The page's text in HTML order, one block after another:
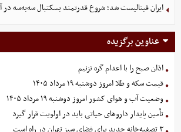
ایران فینالیست شد؛ شروع قدرتمند بسکتبال سه‌به‌سه در
عناوین برگزیده
اذان صبح را با اعدام گره نزنیم
قیمت سکه و طلا امروز دوشنبه ۱۹ مرداد ۱۴۰۵
وضعیت آب و هوای کشور امروز دوشنبه ۱۹ مرداد ۱۴۰۵
تأمین پایدار داروهای حیاتی باید در اولویت قرار گیرد